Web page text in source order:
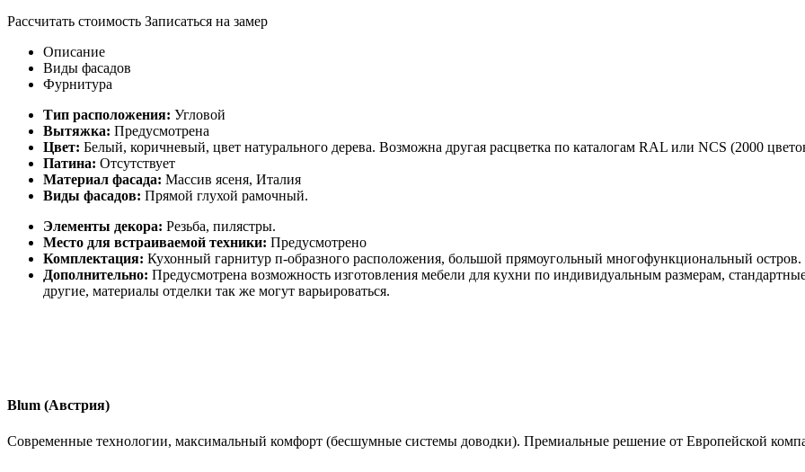
Рассчитать стоимость Записаться на замер
Описание
Виды фасадов
Фурнитура
Тип расположения: Угловой
Вытяжка: Предусмотрена
Цвет: Белый, коричневый, цвет натурального дерева. Возможна другая расцветка по каталогам RAL или NCS (2000
Патина: Отсутствует
Материал фасада: Массив ясеня, Италия
Виды фасадов: Прямой глухой рамочный.
Элементы декора: Резьба, пилястры.
Место для встраиваемой техники: Предусмотрено
Комплектация: Кухонный гарнитур п-образного расположения, большой прямоугольный многофункциональный остров.
Дополнительно: Предусмотрена возможность изготовления мебели для кухни по индивидуальным размерам,
другие, материалы отделки так же могут варьироваться.
Blum (Австрия)
Современные технологии, максимальный комфорт (бесшумные системы доводки). Премиальные решение от Европейской